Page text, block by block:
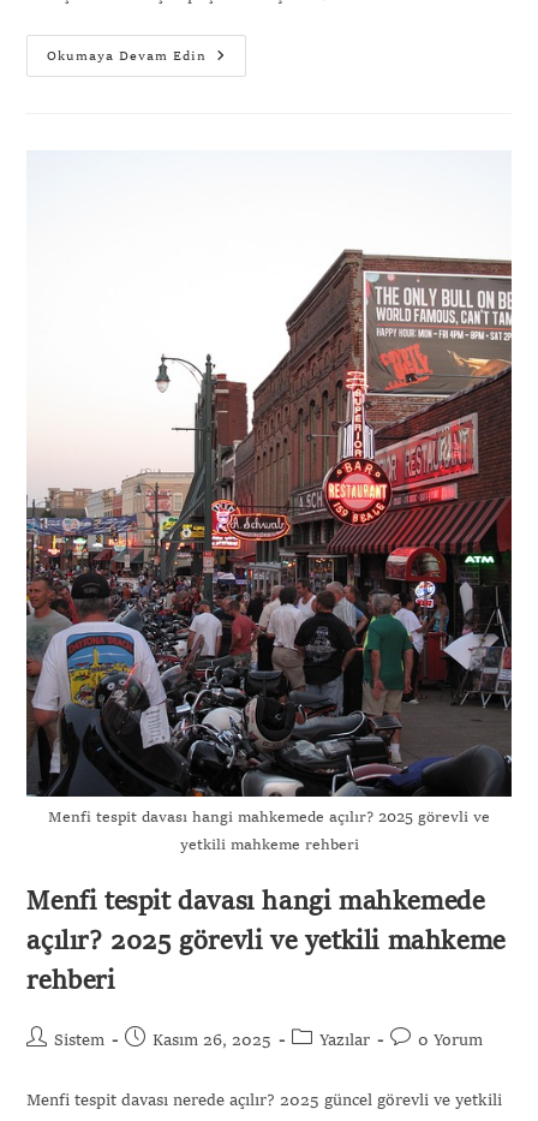
Okumaya Devam Edin
Menfi tespit davası hangi mahkemede açılır? 2025 görevli ve
yetkili mahkeme rehberi
Menfi tespit davası hangi mahkemede
açılır? 2025 görevli ve yetkili mahkeme
rehberi
Sistem Kasım 26, 2025 Yazılar 0 Yorum
Menfi tespit davası nerede açılır? 2025 güncel görevli ve yetkili